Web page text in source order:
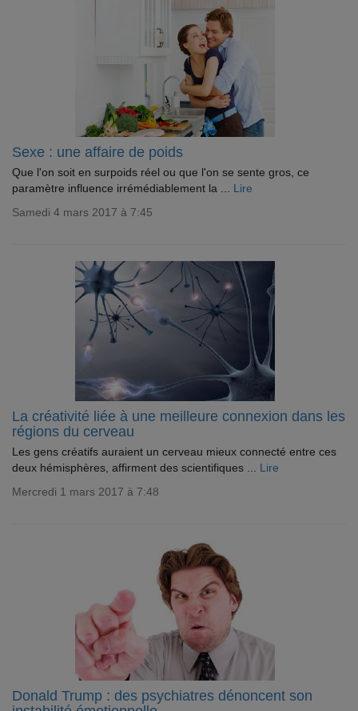
Sexe : une affaire de poids
Que l'on soit en surpoids réel ou que l'on se sente gros, ce
paramètre influence irrémédiablement la ... Lire
Samedi 4 mars 2017 à 7:45
La créativité liée à une meilleure connexion dans les
régions du cerveau
Les gens créatifs auraient un cerveau mieux connecté entre ces
deux hémisphères, affirment des scientifiques ... Lire
Mercredi 1 mars 2017 à 7:48
Donald Trump : des psychiatres dénoncent son